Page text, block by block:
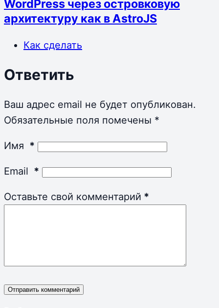
WordPress через островковую
архитектуру как в AstroJS
Как сделать
Ответить
Ваш адрес email не будет опубликован.
Обязательные поля помечены *
Имя *
Email *
Оставьте свой комментарий *
Отправить комментарий